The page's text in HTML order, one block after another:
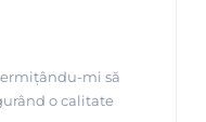
mi să
o calitate